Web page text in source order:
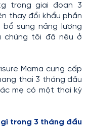
trong giai đoạn 3
thay đổi khẩu phần
sung năng lượng
chúng tôi đã nêu ở
Mama cung cấp
thai 3 tháng đầu
mẹ có một thai kỳ
gì trong 3 tháng đầu